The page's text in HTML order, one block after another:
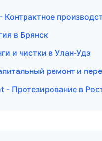
Контрактное
в Брянск
и чистки в Улан-Удэ
ремонт и
- Протезирование в